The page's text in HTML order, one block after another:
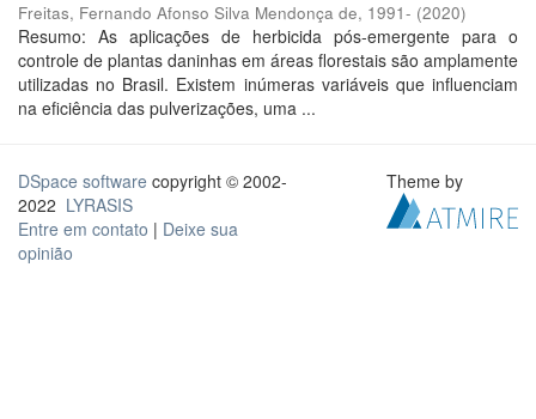
Freitas, Fernando Afonso Silva Mendonça de, 1991- (2020)
Resumo: As aplicações de herbicida pós-emergente para o
controle de plantas daninhas em áreas florestais são amplamente
utilizadas no Brasil. Existem inúmeras variáveis que influenciam
na eficiência das pulverizações, uma ...
DSpace software copyright © 2002-
2022 LYRASIS
Entre em contato | Deixe sua
opinião
Theme by